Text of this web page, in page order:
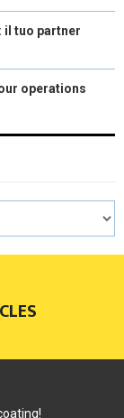
tuo partner
operations